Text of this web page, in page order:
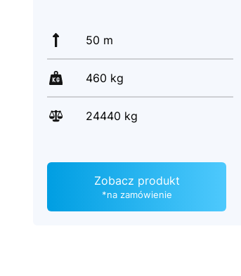
50 m
460 kg
24440 kg
Zobacz produkt
*na zamówienie